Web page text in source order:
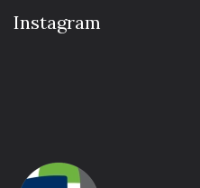
Instagram